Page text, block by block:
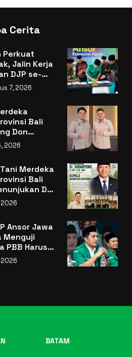
Cerita
Perkuat
Jalin Kerja
DJP se-
7, 2026
Bali
Don
Jabatan
Pertanian
2026
Merdeka
Bali
Dr.
Gizi
Ansor Jawa
Menguji
PBB Harus
atau
BATAM